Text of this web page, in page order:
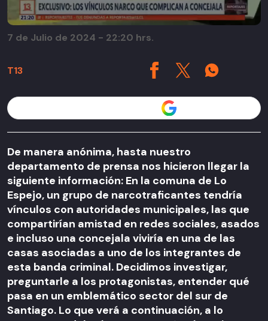
T13
7 de Julio de 2024 - 22:20 hrs.
De manera anónima, hasta nuestro
departamento de prensa nos hicieron llegar la
siguiente información: En la comuna de Lo
Espejo, un grupo de narcotraficantes tendría
vínculos con autoridades municipales, las que
compartirían amistad en redes sociales, asados
e incluso una concejala viviría en una de las
casas asociadas a uno de los integrantes de
esta banda criminal. Decidimos investigar,
preguntarle a los protagonistas, entender qué
pasa en un emblemático sector del sur de
Santiago. Lo que verá a continuación, a lo